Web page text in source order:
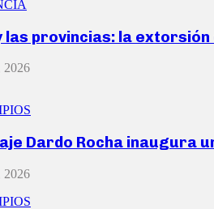
las provincias: la
2026
Dardo Rocha inaugura
2026